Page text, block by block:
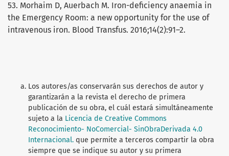
53. Morhaim D, Auerbach M. Iron-deficiency anaemia in
the Emergency Room: a new opportunity for the use of
intravenous iron. Blood Transfus. 2016;14(2):91–2.
Los autores/as conservarán sus derechos de autor y
garantizarán a la revista el derecho de primera
publicación de su obra, el cuál estará simultáneamente
sujeto a la Licencia de Creative Commons
Reconocimiento- NoComercial- SinObraDerivada 4.0
Internacional. que permite a terceros compartir la obra
siempre que se indique su autor y su primera